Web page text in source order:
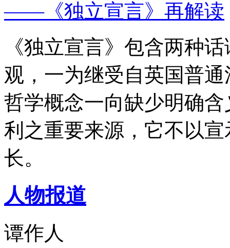
——《独立宣言》再解读
《独立宣言》包含两种
观，一为继受自英国普
哲学概念一向缺少明确
利之重要来源，它不以
长。
人物报道
谭作人